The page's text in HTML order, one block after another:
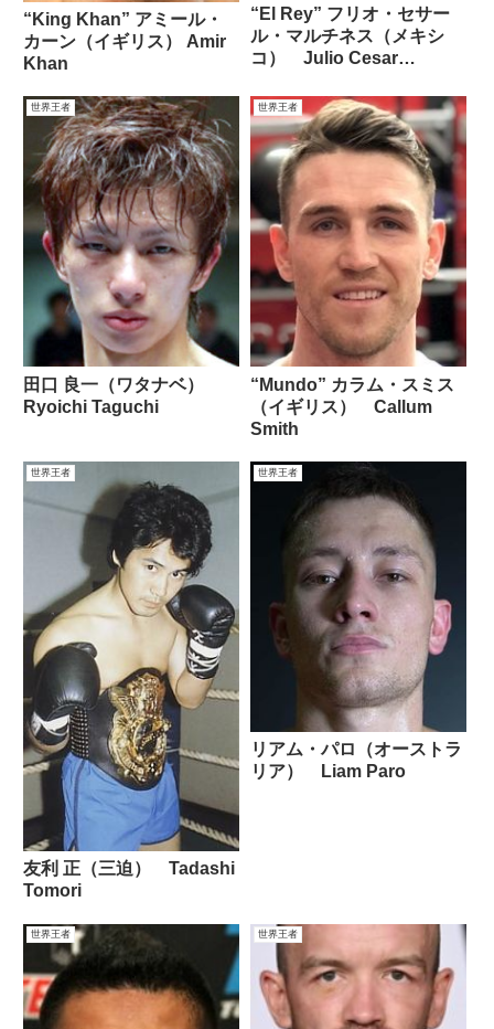
“King Khan” アミール・
カーン（イギリス） Amir
Khan
“El Rey” フリオ・セサー
ル・マルチネス（メキシ
コ） Julio Cesar
世界王者
田口 良一（ワタナベ）
Ryoichi Taguchi
世界王者
“Mundo” カラム・スミス
（イギリス） Callum
Smith
世界王者
友利 正（三迫） Tadashi
Tomori
世界王者
リアム・パロ（オーストラ
リア） Liam Paro
世界王者 世界王者